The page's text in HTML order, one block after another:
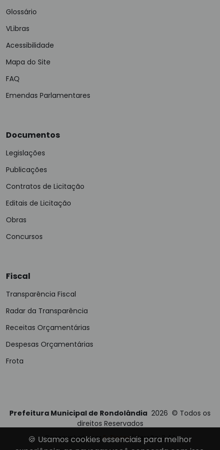
Glossário
VLibras
Acessibilidade
Mapa do Site
FAQ
Emendas Parlamentares
Documentos
Legislações
Publicações
Contratos de Licitação
Editais de Licitação
Obras
Concursos
Fiscal
Transparência Fiscal
Radar da Transparência
Receitas Orçamentárias
Despesas Orçamentárias
Frota
Prefeitura Municipal de Rondolândia 2026 © Todos os
direitos Reservados
Desenvolvido porE-Ticons| Versão: 2.4.1
🍪 Usamos cookies essenciais para melhor